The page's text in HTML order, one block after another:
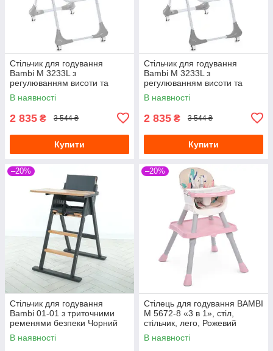
Стільчик для годування
Bambi M 3233L з
регулюванням висоти та
нахилу спинки Сірий
В наявності
2 835 ₴ 3 544 ₴
Купити
Стільчик для годування
Bambi M 3233L з
регулюванням висоти та
нахилу спинки Темно-сірий
В наявності
2 835 ₴ 3 544 ₴
Купити
–20%
Стільчик для годування
Bambi 01-01 з триточними
ременями безпеки Чорний
В наявності
–20%
Стілець для годування BAMBI
M 5672-8 «3 в 1», стіл,
стільчик, лего, Рожевий
В наявності